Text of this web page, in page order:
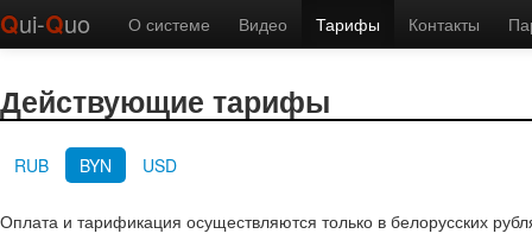
Qui-Quo О системе Видео Тарифы Контакты
Действующие тарифы
RUB BYN USD
Оплата и тарификация осуществляются только в белорусских